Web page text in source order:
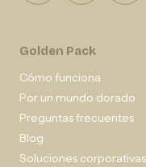
Golden Pack
Cómo funciona
Por un mundo dorado
Preguntas frecuentes
Blog
Soluciones corporativas